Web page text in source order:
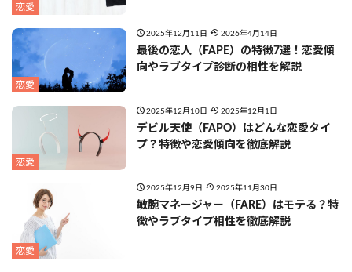
恋愛
恋愛
2025年12月11日 2026年4月14日
最後の恋人（FAPE）の特徴7選！恋愛傾
向やラブタイプ診断の相性を解説
恋愛
2025年12月10日 2025年12月1日
デビル天使（FAPO）はどんな恋愛タイ
プ？特徴や恋愛傾向を徹底解説
恋愛
2025年12月9日 2025年11月30日
敏腕マネージャー（FARE）はモテる？特
徴やラブタイプ相性を徹底解説